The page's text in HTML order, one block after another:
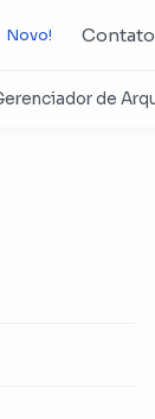
Contato